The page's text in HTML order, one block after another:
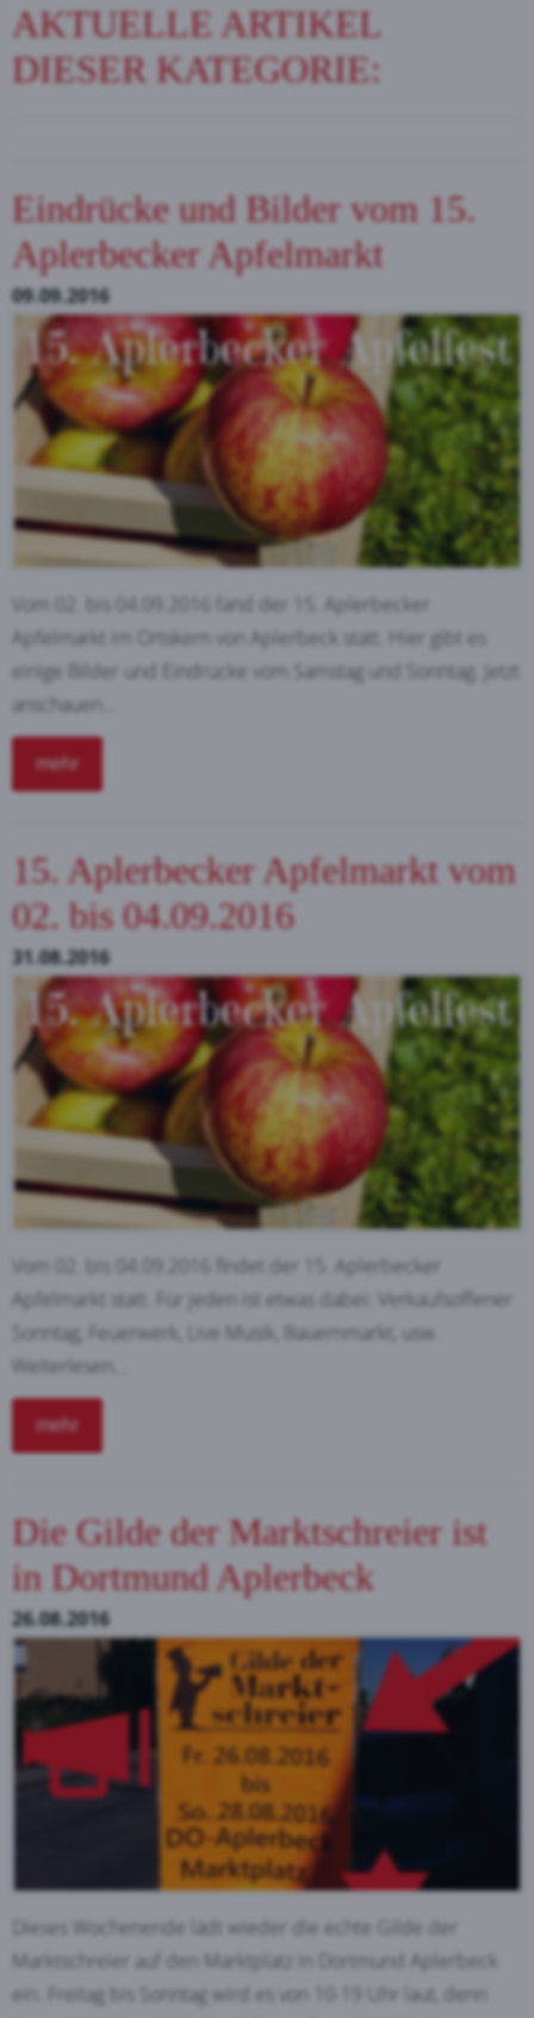
AKTUELLE ARTIKEL
DIESER KATEGORIE:
Eindrücke und Bilder vom 15.
Aplerbecker Apfelmarkt
09.09.2016
Vom 02. bis 04.09.2016 fand der 15. Aplerbecker
Apfelmarkt im Ortskern von Aplerbeck statt. Hier gibt es
einige Bilder und Eindrücke vom Samstag und Sonntag. Jetzt
anschauen...
mehr
15. Aplerbecker Apfelmarkt vom
02. bis 04.09.2016
31.08.2016
Vom 02. bis 04.09.2016 findet der 15. Aplerbecker
Apfelmarkt statt. Für jeden ist etwas dabei: Verkaufsoffener
Sonntag, Feuerwerk, Live Musik, Bauernmarkt, usw.
Weiterlesen...
mehr
Die Gilde der Marktschreier ist
in Dortmund Aplerbeck
26.08.2016
Dieses Wochenende lädt wieder die echte Gilde der
Marktschreier auf den Marktplatz in Dortmund Aplerbeck
ein. Freitag bis Sonntag wird es von 10-19 Uhr laut, denn